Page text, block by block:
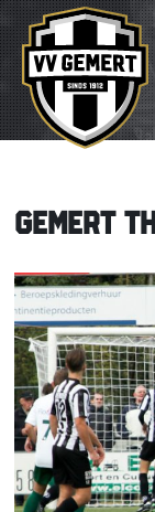
GEMERT